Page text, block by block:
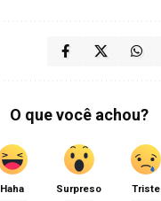
O que você achou?
Haha Surpreso Triste